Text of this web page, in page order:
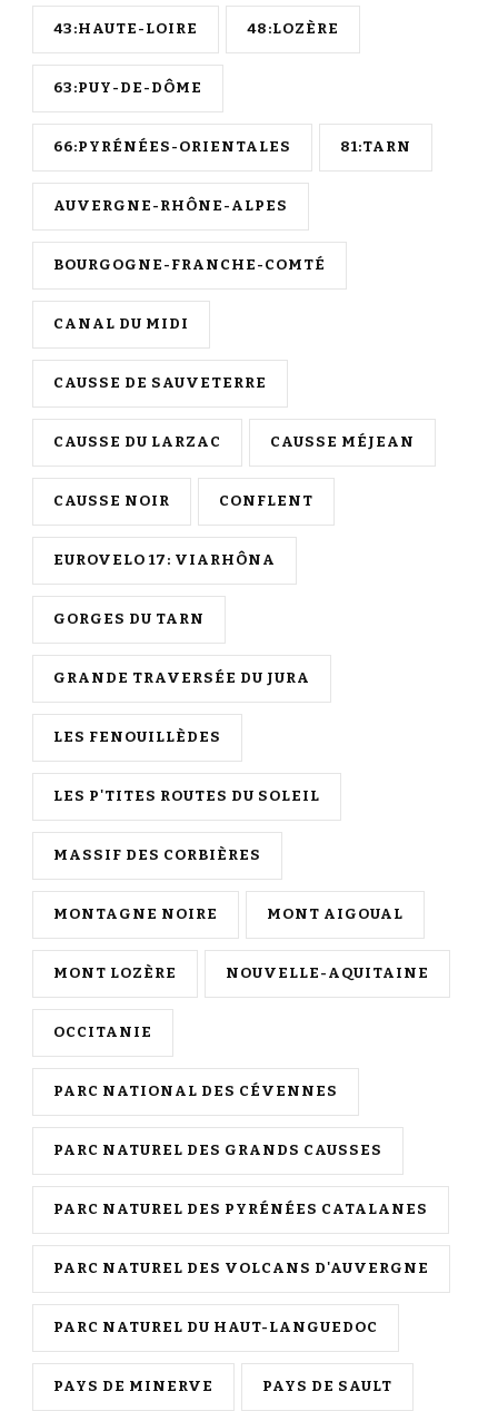
43:HAUTE-LOIRE 48:LOZÈRE
63:PUY-DE-DÔME
66:PYRÉNÉES-ORIENTALES 81:TARN
AUVERGNE-RHÔNE-ALPES
BOURGOGNE-FRANCHE-COMTÉ
CANAL DU MIDI
CAUSSE DE SAUVETERRE
CAUSSE DU LARZAC CAUSSE MÉJEAN
CAUSSE NOIR CONFLENT
EUROVELO 17: VIARHÔNA
GORGES DU TARN
GRANDE TRAVERSÉE DU JURA
LES FENOUILLÈDES
LES P'TITES ROUTES DU SOLEIL
MASSIF DES CORBIÈRES
MONTAGNE NOIRE MONT AIGOUAL
MONT LOZÈRE NOUVELLE-AQUITAINE
OCCITANIE
PARC NATIONAL DES CÉVENNES
PARC NATUREL DES GRANDS CAUSSES
PARC NATUREL DES PYRÉNÉES CATALANES
PARC NATUREL DES VOLCANS D'AUVERGNE
PARC NATUREL DU HAUT-LANGUEDOC
PAYS DE MINERVE PAYS DE SAULT